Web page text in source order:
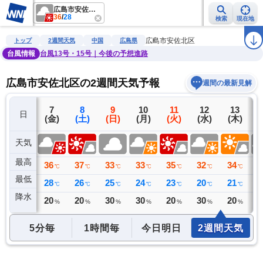
広島市安佐北区
36/28 検索 現在地
雨雲レーダー 台風情報 地震情報 警報・注意報 ラ
トップ 2週間天気 中国 広島県
広島市安佐北区
台風情報
台風13号・15号｜今後の予想進路
広島市安佐北区の2週間天気予報 週間の最新見解
日
天気
最高
最低
降水
6
(木)
38 ℃
25 ℃
0 ミリ
7
(金)
36 ℃
28 ℃
20 %
8
(土)
37 ℃
26 ℃
20 %
9
(日)
33 ℃
25 ℃
30 %
10
(月)
33 ℃
24 ℃
30 %
11
(火)
35 ℃
23 ℃
20 %
12
(水)
32 ℃
20 ℃
30 %
13
(木)
34 ℃
21 ℃
20 %
5分毎 1時間毎 今日明日 2週間天気